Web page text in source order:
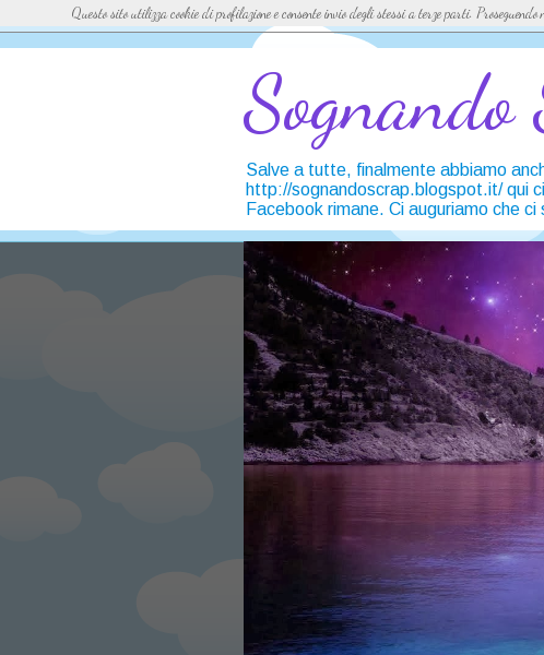
Sognando
Salve a tutte, finalmente abbiamo
http://sognandoscrap.blogspot.it/ qui
Facebook rimane. Ci auguriamo che
Questo sito utilizza cookie di profilazione e consente invio degli stessi a terze parti.